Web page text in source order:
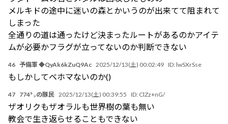
メルキドの途中に迷いの森とかいうのが出来てて阻まれて
しまった
全通りの道は通ったけど決まったルートがあるのかアイテ
ムが必要かフラグが立ってないのか判断できない
46 予備軍 ◆QyAk6kZuQ9Ac 2025/12/13(土) 00:02:49 ID: lwSXrSse
もしかしてベホマないのか()
47 774㌧の豚民 2025/12/13(土) 00:39:55 ID: ClZz+nG/
ザオリクもザオラルも世界樹の葉も無い
教会で生き返らせることもできない